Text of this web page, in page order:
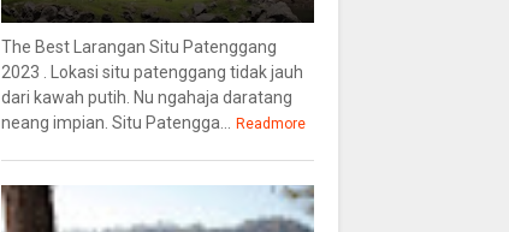
The Best Larangan Situ Patenggang
2023 . Lokasi situ patenggang tidak jauh
dari kawah putih. Nu ngahaja daratang
neang impian. Situ Patengga...
Readmore